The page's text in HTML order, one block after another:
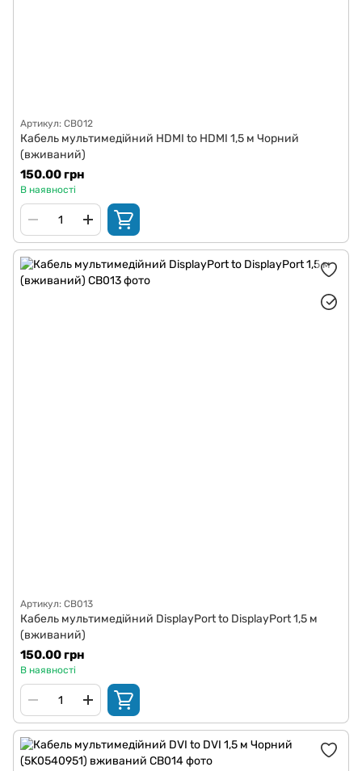
Артикул: CB012
Кабель мультимедійний HDMI to HDMI 1,5 м Чорний
(вживаний)
150.00 грн
В наявності
Артикул: CB013
Кабель мультимедійний DisplayPort to DisplayPort 1,5 м
(вживаний)
150.00 грн
В наявності